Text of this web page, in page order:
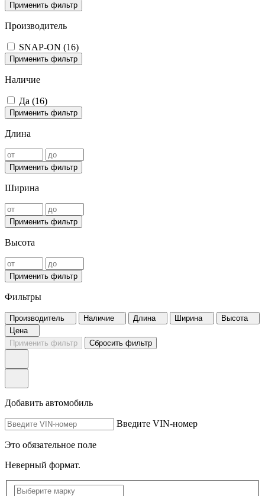
Применить фильтр
Производитель
SNAP-ON (16)
Применить фильтр
Наличие
Да (16)
Применить фильтр
Длина
Применить фильтр
Ширина
Применить фильтр
Высота
Применить фильтр
Фильтры
Производитель Наличие Длина Ширина
Высота
Цена
Применить фильтр
Сбросить фильтр
Добавить автомобиль
Введите VIN-номер
Это обязательное поле
Неверный формат.